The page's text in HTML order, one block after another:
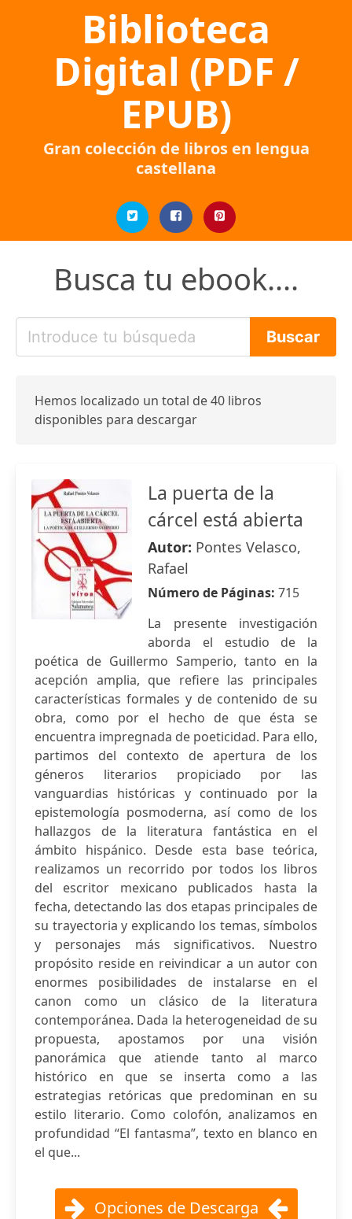
Biblioteca
Digital (PDF /
EPUB)
Gran colección de libros en lengua
castellana
Busca tu ebook....
Hemos localizado un total de 40 libros
disponibles para descargar
La puerta de la
cárcel está abierta
Autor: Pontes Velasco,
Rafael
Número de Páginas: 715
La presente investigación
aborda el estudio de la
poética de Guillermo Samperio, tanto en la
acepción amplia, que refiere las principales
características formales y de contenido de su
obra, como por el hecho de que ésta se
encuentra impregnada de poeticidad. Para ello,
partimos del contexto de apertura de los
géneros literarios propiciado por las
vanguardias históricas y continuado por la
epistemología posmoderna, así como de los
hallazgos de la literatura fantástica en el
ámbito hispánico. Desde esta base teórica,
realizamos un recorrido por todos los libros
del escritor mexicano publicados hasta la
fecha, detectando las dos etapas principales de
su trayectoria y explicando los temas, símbolos
y personajes más significativos. Nuestro
propósito reside en reivindicar a un autor con
enormes posibilidades de instalarse en el
canon como un clásico de la literatura
contemporánea. Dada la heterogeneidad de su
propuesta, apostamos por una visión
panorámica que atiende tanto al marco
histórico en que se inserta como a las
estrategias retóricas que predominan en su
estilo literario. Como colofón, analizamos en
profundidad “El fantasma”, texto en blanco en
el que...
Opciones de Descarga